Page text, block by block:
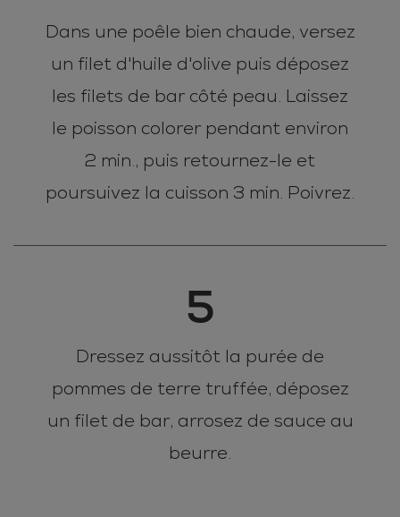
Dans une poêle bien chaude, versez
un filet d'huile d'olive puis déposez
les filets de bar côté peau. Laissez
le poisson colorer pendant environ
2 min., puis retournez-le et
poursuivez la cuisson 3 min. Poivrez.
5
Dressez aussitôt la purée de
pommes de terre truffée, déposez
un filet de bar, arrosez de sauce au
beurre.